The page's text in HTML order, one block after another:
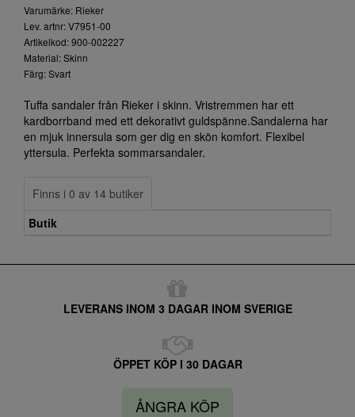
Varumärke: Rieker
Lev. artnr: V7951-00
Artikelkod: 900-002227
Material: Skinn
Färg: Svart
Tuffa sandaler från Rieker i skinn. Vristremmen har ett
kardborrband med ett dekorativt guldspänne.Sandalerna har
en mjuk innersula som ger dig en skön komfort. Flexibel
yttersula. Perfekta sommarsandaler.
Finns i 0 av 14 butiker
Butik
LEVERANS INOM 3 DAGAR INOM SVERIGE
ÖPPET KÖP I 30 DAGAR
ÅNGRA KÖP